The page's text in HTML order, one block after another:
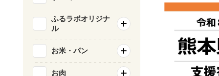
ふるラボオリジナ
ル
お米・パン
お肉